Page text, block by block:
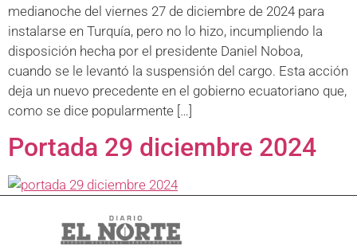
medianoche del viernes 27 de diciembre de 2024 para
instalarse en Turquía, pero no lo hizo, incumpliendo la
disposición hecha por el presidente Daniel Noboa,
cuando se le levantó la suspensión del cargo. Esta acción
deja un nuevo precedente en el gobierno ecuatoriano que,
como se dice popularmente […]
Portada 29 diciembre 2024